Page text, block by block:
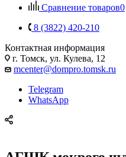
Сравнение товаров0
8 (3822) 420-210
Контактная информация
г. Томск, ул. Кулева, 12
mcenter@dompro.tomsk.ru
Telegram
WhatsApp